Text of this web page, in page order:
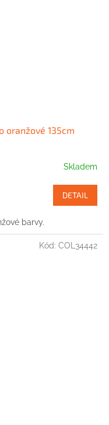
oranžové 135cm
Skladem
DETAIL
barvy.
Kód: COL34442